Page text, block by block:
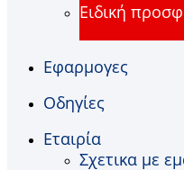
Ειδική
Εφαρμογες
Οδηγίες
Εταιρία
Σχετικα με